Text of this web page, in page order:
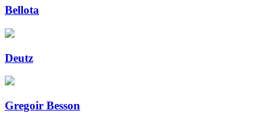
Bellota
Deutz
Gregoir Besson